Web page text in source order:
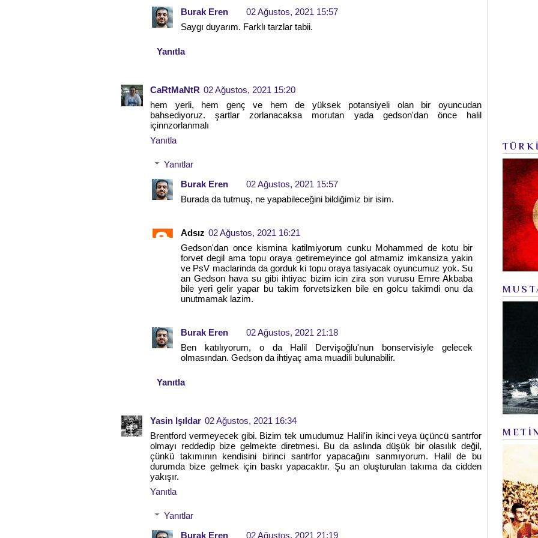
Burak Eren
02 Ağustos, 2021 15:57
Saygı duyarım. Farklı tarzlar tabii.
Yanıtla
CaRtMaNtR 02 Ağustos, 2021 15:20
hem yerli, hem genç ve hem de yüksek potansiyeli olan bir oyuncudan
bahsediyoruz. şartlar zorlanacaksa morutan yada gedson'dan önce halil
içinnzorlanmalı
Yanıtla
Yanıtlar
Burak Eren
02 Ağustos, 2021 15:57
Burada da tutmuş, ne yapabileceğini bildiğimiz bir isim.
Adsız 02 Ağustos, 2021 16:21
Gedson'dan once kismina katilmiyorum cunku Mohammed de kotu bir
forvet degil ama topu oraya getiremeyince gol atmamiz imkansiza yakin
ve PsV maclarinda da gorduk ki topu oraya tasiyacak oyuncumuz yok. Su
an Gedson hava su gibi ihtiyac bizim icin zira son vurusu Emre Akbaba
bile yeri gelir yapar bu takim forvetsizken bile en golcu takimdi onu da
unutmamak lazim.
Burak Eren
02 Ağustos, 2021 21:18
Ben katılıyorum, o da Halil Dervişoğlu'nun bonservisiyle gelecek
olmasından. Gedson da ihtiyaç ama muadili bulunabilir.
Yanıtla
Yasin Işıldar 02 Ağustos, 2021 16:34
Brentford vermeyecek gibi. Bizim tek umudumuz Halil'in ikinci veya üçüncü santrfor
olmayı reddedip bize gelmekte diretmesi. Bu da aslında düşük bir olasılık değil,
çünkü takımının kendisini birinci santrfor yapacağını sanmıyorum. Halil de bu
durumda bize gelmek için baskı yapacaktır. Şu an oluşturulan takıma da cidden
yakışır.
Yanıtla
Yanıtlar
Burak Eren
02 Ağustos, 2021 21:19